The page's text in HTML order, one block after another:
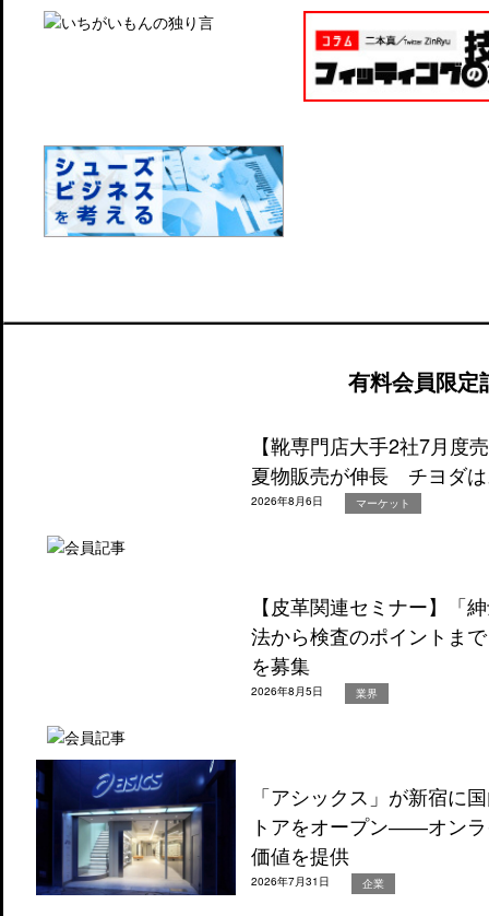
有料会員限定
【靴専門店大手2社7月度
夏物販売が伸長 チヨダ
2026年8月6日 マーケット
【皮革関連セミナー】「
法から検査のポイントま
を募集
2026年8月5日 業界
「アシックス」が新宿に
トアをオープン――オン
価値を提供
2026年7月31日 企業